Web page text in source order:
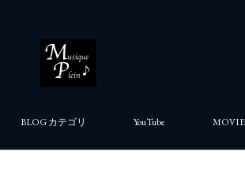
BLOG カテゴリ YouTube